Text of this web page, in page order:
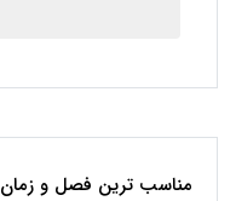
مناسب ترین فصل و زمان